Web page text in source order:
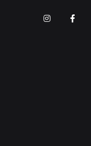
Instagram